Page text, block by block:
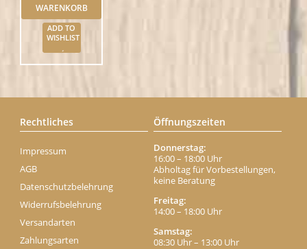
WARENKORB
ADD TO
WISHLIST
Rechtliches
Impressum
AGB
Datenschutzbelehrung
Widerrufsbelehrung
Versandarten
Zahlungsarten
Öffnungszeiten
Donnerstag:
16:00 – 18:00 Uhr
Abholtag für Vorbestellungen,
keine Beratung
Freitag:
14:00 – 18:00 Uhr
Samstag:
08:30 Uhr – 13:00 Uhr